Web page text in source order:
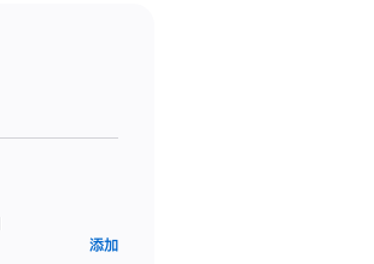
添加AppleCare+